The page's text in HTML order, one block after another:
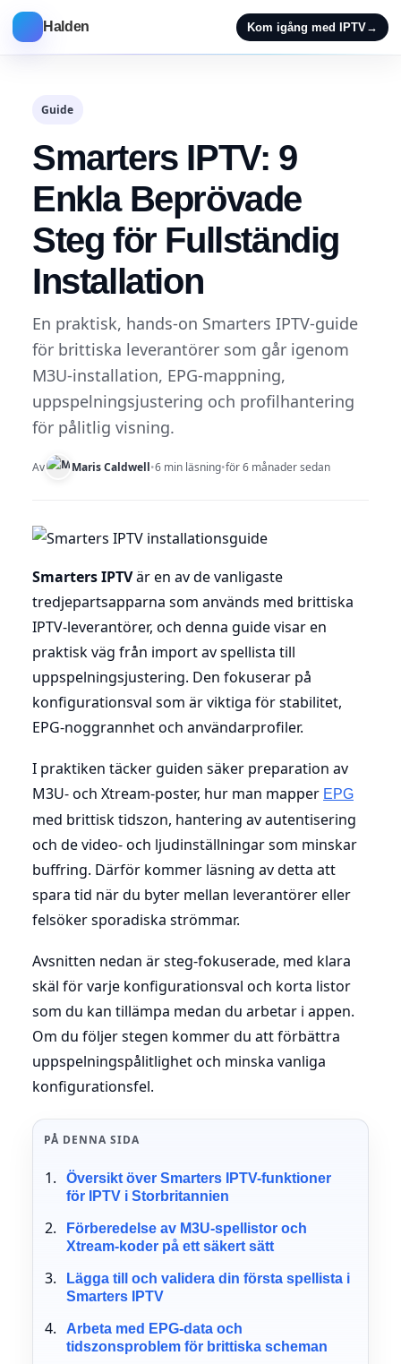
Halden Kom igång med IPTV→
Guide
Smarters IPTV: 9
Enkla Beprövade
Steg för Fullständig
Installation
En praktisk, hands-on Smarters IPTV-guide
för brittiska leverantörer som går igenom
M3U-installation, EPG-mappning,
uppspelningsjustering och profilhantering
för pålitlig visning.
Av Maris Caldwell•6 min läsning•för 6 månader sedan
Smarters IPTVär en av de vanligaste
tredjepartsapparna som används med brittiska
IPTV-leverantörer, och denna guide visar en
praktisk väg från import av spellista till
uppspelningsjustering. Den fokuserar på
konfigurationsval som är viktiga för stabilitet,
EPG-noggrannhet och användarprofiler.
I praktiken täcker guiden säker preparation av
M3U- och Xtream-poster, hur man mapper EPG
med brittisk tidszon, hantering av autentisering
och de video- och ljudinställningar som minskar
buffring. Därför kommer läsning av detta att
spara tid när du byter mellan leverantörer eller
felsöker sporadiska strömmar.
Avsnitten nedan är steg-fokuserade, med klara
skäl för varje konfigurationsval och korta listor
som du kan tillämpa medan du arbetar i appen.
Om du följer stegen kommer du att förbättra
uppspelningspålitlighet och minska vanliga
konfigurationsfel.
PÅ DENNA SIDA
Översikt över Smarters IPTV-funktioner
för IPTV i Storbritannien
Förberedelse av M3U-spellistor och
Xtream-koder på ett säkert sätt
Lägga till och validera din första spellista i
Smarters IPTV
Arbeta med EPG-data och
tidszonsproblem för brittiska scheman